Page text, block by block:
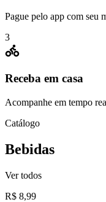
Pague pelo app com seu
3
Receba em casa
Acompanhe em tempo
Catálogo
Bebidas
Ver todos
R$ 8,99